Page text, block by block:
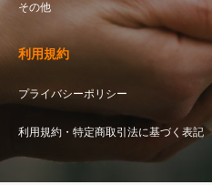
その他
利用規約
プライバシーポリシー
利用規約・特定商取引法に基づく表記